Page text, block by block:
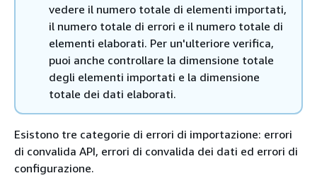
vedere il numero totale di elementi importati,
il numero totale di errori e il numero totale di
elementi elaborati. Per un'ulteriore verifica,
puoi anche controllare la dimensione totale
degli elementi importati e la dimensione
totale dei dati elaborati.
Esistono tre categorie di errori di importazione: errori
di convalida API, errori di convalida dei dati ed errori di
configurazione.